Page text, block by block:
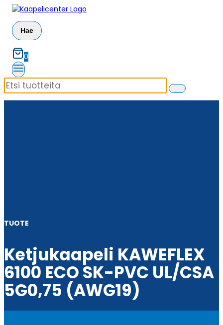
Siirry
sisältöön
Hae
0
TUOTE
Ketjukaapeli KAWEFLEX
6100 ECO SK-PVC UL/CSA
5G0,75 (AWG19)